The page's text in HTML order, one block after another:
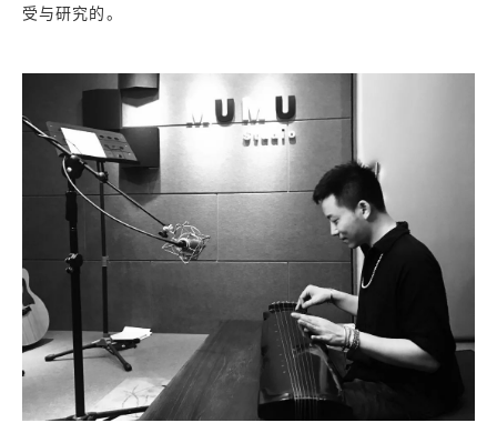
受与研究的。